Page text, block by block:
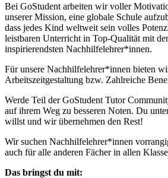
Bei GoStudent arbeiten wir voller
unserer Mission, eine globale Schule
dass jedes Kind weltweit sein volles
leistbaren Unterricht in Top-Qualität mit
inspirierendsten Nachhilfelehrer*innen.
Für unsere Nachhilfelehrer*innen bieten
Arbeitszeitgestaltung bzw. Zahlreiche
Werde Teil der GoStudent Tutor
auf ihrem Weg zu besseren Noten. Du
willst und wir übernehmen den Rest!
Wir suchen Nachhilfelehrer*innen
auch für alle anderen Fächer in allen
Das bringst du mit: